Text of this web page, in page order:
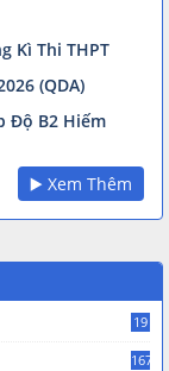
Kì Thi THPT
(QDA)
Độ B2 Hiếm
▶️ Xem Thêm
19
167